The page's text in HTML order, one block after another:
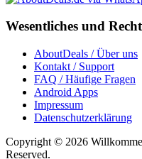
Wesentliches und
AboutDeals / Über uns
Kontakt / Support
FAQ / Häufige Fragen
Android Apps
Impressum
Datenschutzerklärung
Copyright © 2026
Reserved.